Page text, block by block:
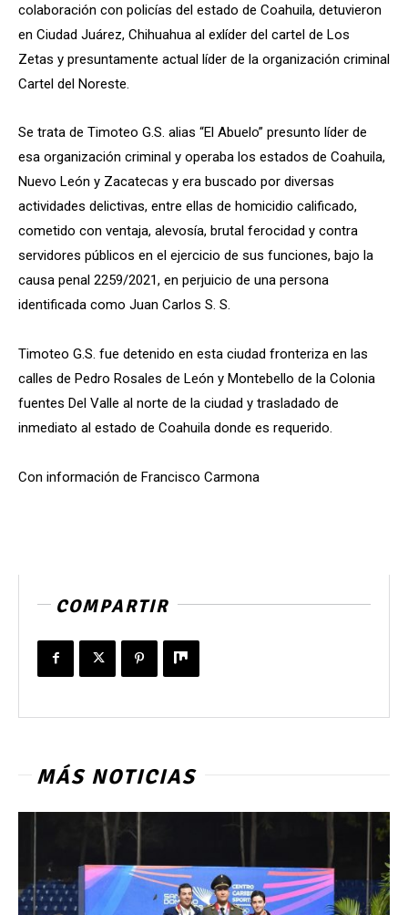
colaboración con policías del estado de Coahuila, detuvieron
en Ciudad Juárez, Chihuahua al exlíder del cartel de Los
Zetas y presuntamente actual líder de la organización criminal
Cartel del Noreste.
Se trata de Timoteo G.S. alias “El Abuelo” presunto líder de
esa organización criminal y operaba los estados de Coahuila,
Nuevo León y Zacatecas y era buscado por diversas
actividades delictivas, entre ellas de homicidio calificado,
cometido con ventaja, alevosía, brutal ferocidad y contra
servidores públicos en el ejercicio de sus funciones, bajo la
causa penal 2259/2021, en perjuicio de una persona
identificada como Juan Carlos S. S.
Timoteo G.S. fue detenido en esta ciudad fronteriza en las
calles de Pedro Rosales de León y Montebello de la Colonia
fuentes Del Valle al norte de la ciudad y trasladado de
inmediato al estado de Coahuila donde es requerido.
Con información de Francisco Carmona
COMPARTIR
MÁS NOTICIAS